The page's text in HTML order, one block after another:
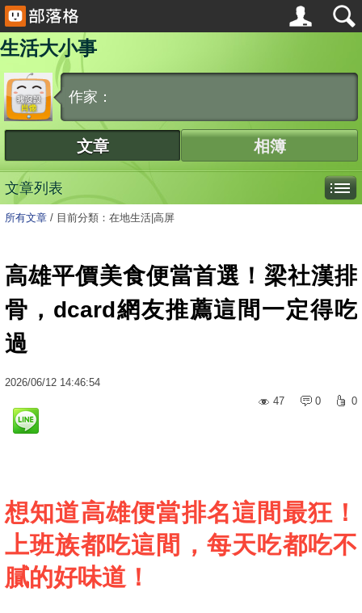
生活大小事
作家：
文章 相簿
文章列表
所有文章 / 目前分類：在地生活|高屏
高雄平價美食便當首選！梁社漢排
骨，dcard網友推薦這間一定得吃
過
2026/06/12 14:46:54
47
0 0
想知道高雄便當排名這間最狂！
上班族都吃這間，每天吃都吃不
膩的好味道！